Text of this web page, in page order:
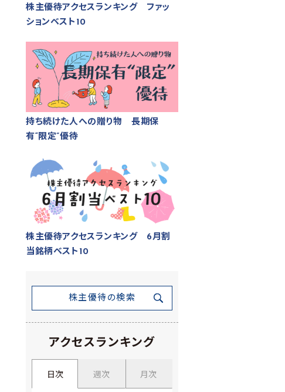
株主優待アクセスランキング ファッ
ションベスト10
持ち続けた人への贈り物 長期保
有“限定”優待
株主優待アクセスランキング 6月割
当銘柄ベスト10
株主優待の検索
アクセスランキング
日次 週次 月次